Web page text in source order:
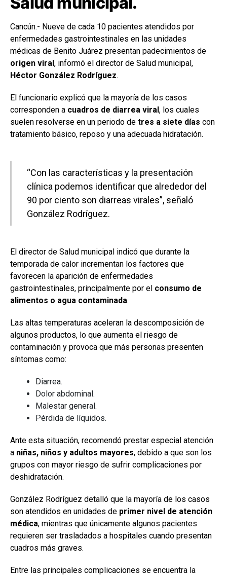
Cancún.- Nueve de cada 10 pacientes atendidos por
enfermedades gastrointestinales en las unidades
médicas de Benito Juárez presentan padecimientos de
origen viral , informó el director de Salud municipal,
Héctor González Rodríguez.
El funcionario explicó que la mayoría de los casos
corresponden a cuadros de diarrea viral , los cuales
suelen resolverse en un periodo de tres a siete días con
tratamiento básico, reposo y una adecuada hidratación.
“Con las características y la presentación
clínica podemos identificar que alrededor del
90 por ciento son diarreas virales”, señaló
González Rodríguez.
El director de Salud municipal indicó que durante la
temporada de calor incrementan los factores que
favorecen la aparición de enfermedades
gastrointestinales, principalmente por el consumo de
alimentos o agua contaminada.
Las altas temperaturas aceleran la descomposición de
algunos productos, lo que aumenta el riesgo de
contaminación y provoca que más personas presenten
síntomas como:
Diarrea.
Dolor abdominal.
Malestar general.
Pérdida de líquidos.
Ante esta situación, recomendó prestar especial atención
a niñas, niños y adultos mayores, debido a que son los
grupos con mayor riesgo de sufrir complicaciones por
deshidratación.
González Rodríguez detalló que la mayoría de los casos
son atendidos en unidades de primer nivel de atención
médica, mientras que únicamente algunos pacientes
requieren ser trasladados a hospitales cuando presentan
cuadros más graves.
Entre las principales complicaciones se encuentra la